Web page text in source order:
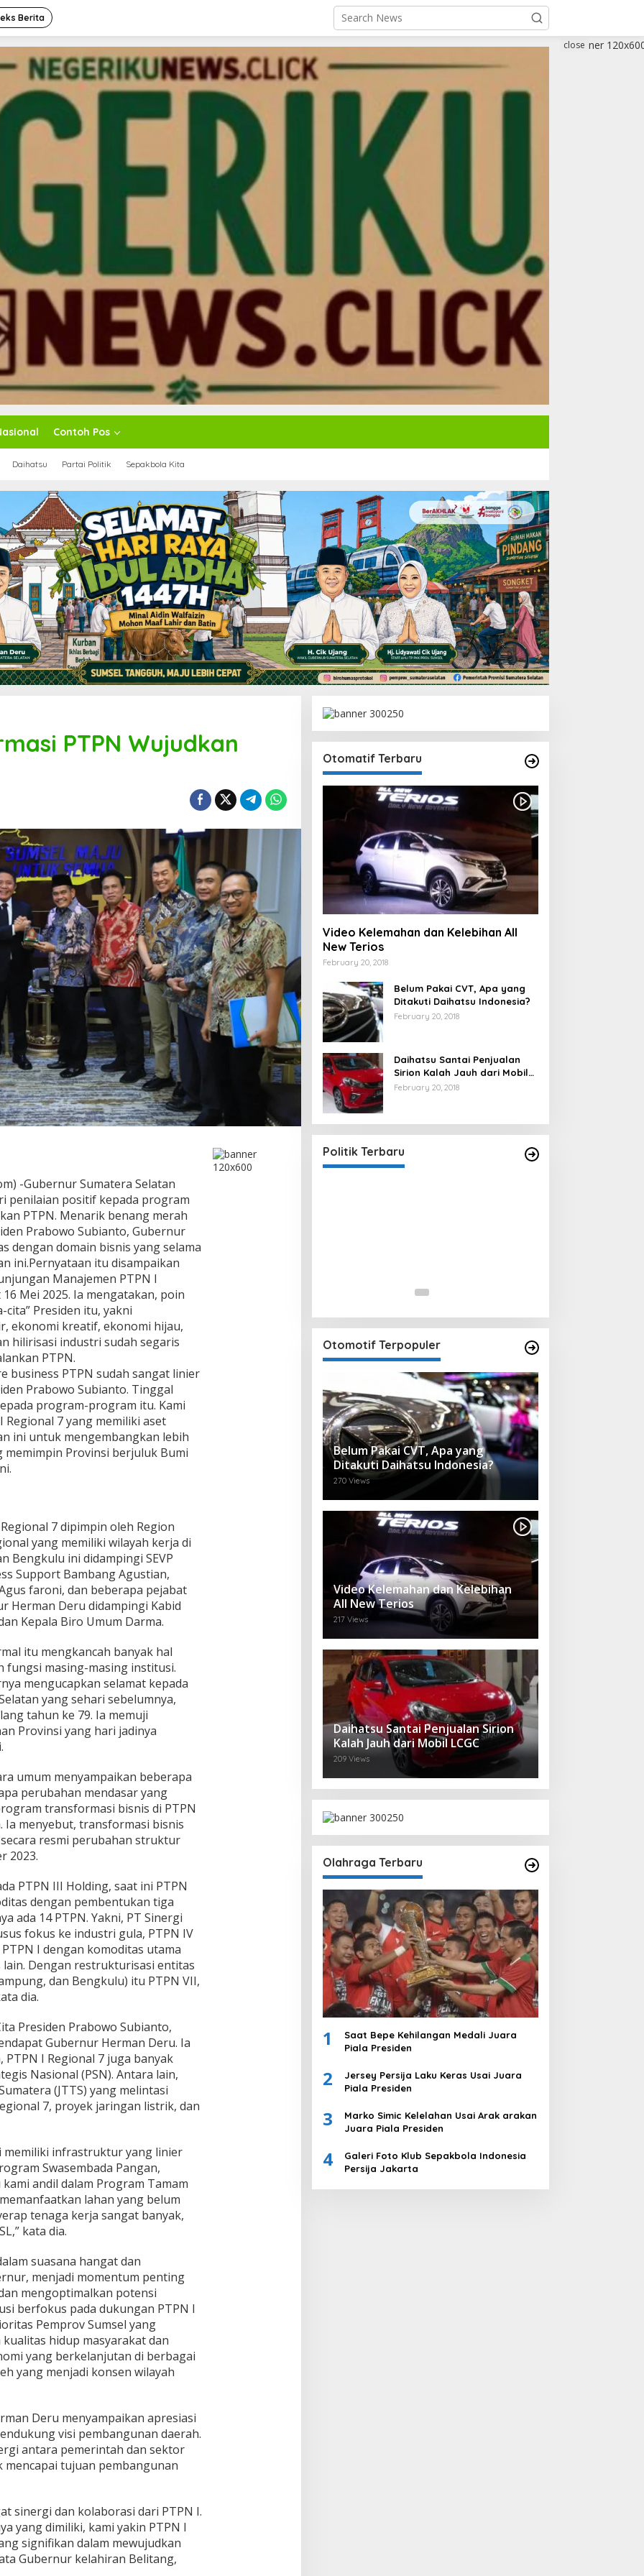
Berita
Contoh Pos
Daihatsu Partai Politik Sepakbola Kita
close
PTPN Wujudkan
-Gubernur Sumatera Selatan
penilaian positif kepada program
PTPN. Menarik benang merah
Prabowo Subianto, Gubernur
dengan domain bisnis yang selama
ini.Pernyataan itu disampaikan
Manajemen PTPN I
Mei 2025. Ia mengatakan, poin
cita” Presiden itu, yakni
ekonomi kreatif, ekonomi hijau,
hilirisasi industri sudah segaris
PTPN.
business PTPN sudah sangat linier
Prabowo Subianto. Tinggal
program-program itu. Kami
7 yang memiliki aset
ini untuk mengembangkan lebih
memimpin Provinsi berjuluk Bumi
7 dipimpin oleh Region
yang memiliki wilayah kerja di
Bengkulu ini didampingi SEVP
Support Bambang Agustian,
faroni, dan beberapa pejabat
Herman Deru didampingi Kabid
Kepala Biro Umum Darma.
itu mengkancah banyak hal
fungsi masing-masing institusi.
mengucapkan selamat kepada
yang sehari sebelumnya,
tahun ke 79. Ia memuji
Provinsi yang hari jadinya
umum menyampaikan beberapa
perubahan mendasar yang
transformasi bisnis di PTPN
Ia menyebut, transformasi bisnis
resmi perubahan struktur
2023.
PTPN III Holding, saat ini PTPN
dengan pembentukan tiga
ada 14 PTPN. Yakni, PT Sinergi
fokus ke industri gula, PTPN IV
I dengan komoditas utama
Dengan restrukturisasi entitas
dan Bengkulu) itu PTPN VII,
dia.
Presiden Prabowo Subianto,
Gubernur Herman Deru. Ia
PTPN I Regional 7 juga banyak
Nasional (PSN). Antara lain,
(JTTS) yang melintasi
7, proyek jaringan listrik, dan
memiliki infrastruktur yang linier
Swasembada Pangan,
andil dalam Program Tamam
lahan yang belum
tenaga kerja sangat banyak,
kata dia.
suasana hangat dan
menjadi momentum penting
mengoptimalkan potensi
berfokus pada dukungan PTPN I
Pemprov Sumsel yang
hidup masyarakat dan
yang berkelanjutan di berbagai
yang menjadi konsen wilayah
Deru menyampaikan apresiasi
visi pembangunan daerah.
antara pemerintah dan sektor
tujuan pembangunan
sinergi dan kolaborasi dari PTPN I.
yang dimiliki, kami yakin PTPN I
signifikan dalam mewujudkan
Gubernur kelahiran Belitang,
Otomatif Terbaru
Video Kelemahan dan Kelebihan All
New Terios
February 20, 2018
Belum Pakai CVT, Apa yang
Ditakuti Daihatsu Indonesia?
February 20, 2018
Daihatsu Santai Penjualan
Sirion Kalah Jauh dari Mobil
LCGC
February 20, 2018
Politik Terbaru
Ini Dia Hubungan Partai Garuda
dengan Gerindra
In Berita, Politik
Strategi PPP Menangkan Duet
Ganjar dan Gus Yasin
In Berita, Politik |
Otomotif Terpopuler
Belum Pakai CVT, Apa yang
Ditakuti Daihatsu Indonesia?
270 Views
Video Kelemahan dan Kelebihan
All New Terios
217 Views
Daihatsu Santai Penjualan Sirion
Kalah Jauh dari Mobil LCGC
209 Views
Olahraga Terbaru
1
Saat Bepe Kehilangan Medali Juara
Piala Presiden
2
Jersey Persija Laku Keras Usai Juara
Piala Presiden
3
Marko Simic Kelelahan Usai Arak arakan
Juara Piala Presiden
4
Galeri Foto Klub Sepakbola Indonesia
Persija Jakarta